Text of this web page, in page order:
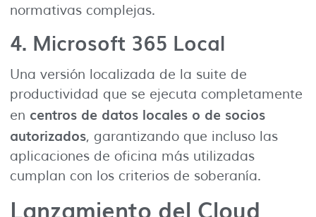
normativas complejas.
4. Microsoft 365 Local
Una versión localizada de la suite de
productividad que se ejecuta completamente
en centros de datos locales o de socios
autorizados, garantizando que incluso las
aplicaciones de oficina más utilizadas
cumplan con los criterios de soberanía.
Lanzamiento del Cloud